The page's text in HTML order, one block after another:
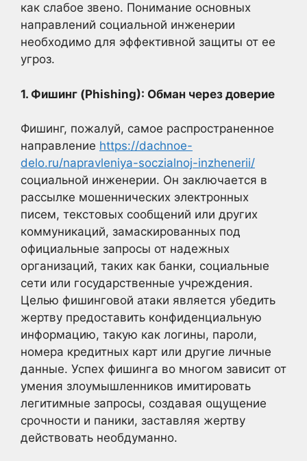
как слабое звено. Понимание основных
направлений социальной инженерии
необходимо для эффективной защиты от ее
угроз.
1. Фишинг (Phishing): Обман через доверие
Фишинг, пожалуй, самое распространенное
направление https://dachnoe-
delo.ru/napravleniya-soczialnoj-inzhenerii/
социальной инженерии. Он заключается в
рассылке мошеннических электронных
писем, текстовых сообщений или других
коммуникаций, замаскированных под
официальные запросы от надежных
организаций, таких как банки, социальные
сети или государственные учреждения.
Целью фишинговой атаки является убедить
жертву предоставить конфиденциальную
информацию, такую как логины, пароли,
номера кредитных карт или другие личные
данные. Успех фишинга во многом зависит от
умения злоумышленников имитировать
легитимные запросы, создавая ощущение
срочности и паники, заставляя жертву
действовать необдуманно.